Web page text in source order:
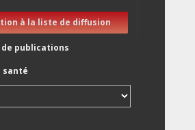
à la liste de diffusion
de publications
santé